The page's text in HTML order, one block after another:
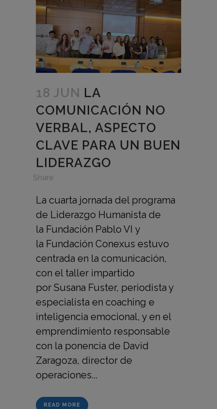
18 JUN LA
COMUNICACIÓN NO
VERBAL, ASPECTO
CLAVE PARA UN BUEN
LIDERAZGO
Share
La cuarta jornada del programa
de Liderazgo Humanista de
la Fundación Pablo VI y
la Fundación Conexus estuvo
centrada en la comunicación,
con el taller impartido
por Susana Fuster, periodista y
especialista en coaching e
inteligencia emocional, y en el
emprendimiento responsable
con la ponencia de David
Zaragoza, director de
operaciones...
READ MORE